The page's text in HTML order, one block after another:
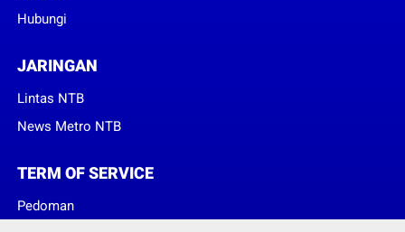
Hubungi
JARINGAN
Lintas NTB
News Metro NTB
TERM OF SERVICE
Pedoman